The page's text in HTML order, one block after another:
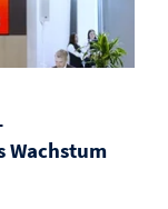
Wachstum